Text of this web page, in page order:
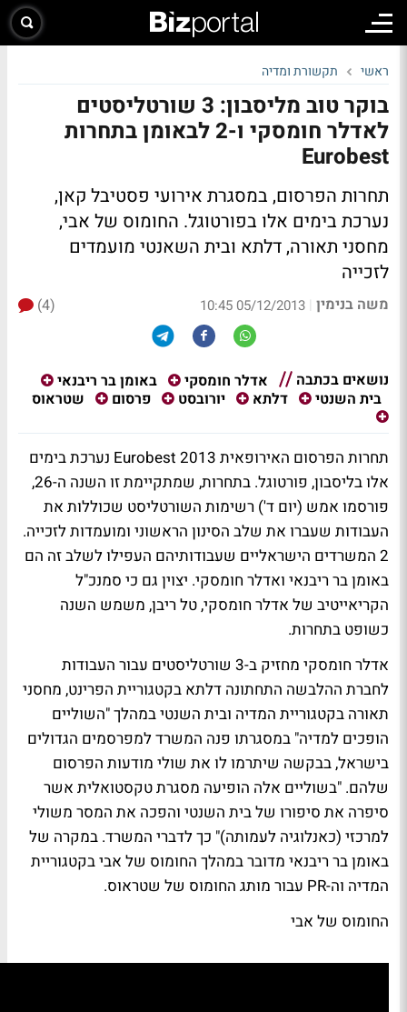
ראשי תקשורת ומדיה
בוקר טוב מליסבון: 3 שורטליסטים
לאדלר חומסקי ו-2 לבאומן בתחרות
Eurobest
תחרות הפרסום, במסגרת אירועי פסטיבל קאן,
נערכת בימים אלו בפורטוגל. החומוס של אבי,
מחסני תאורה, דלתא ובית השאנטי מועמדים
לזכייה
משה בנימין |
05/12/2013 10:45
(4)
נושאים בכתבה אדלר חומסקי
באומן בר ריבנאי
בית השנטי
דלתא יורובסט פרסום שטראוס
תחרות הפרסום האירופאית Eurobest 2013 נערכת בימים
אלו בליסבון, פורטוגל. בתחרות, שמתקיימת זו השנה ה-26,
פורסמו אמש (יום ד') רשימות השורטליסט שכוללות את
העבודות שעברו את שלב הסינון הראשוני ומועמדות לזכייה.
2 המשרדים הישראליים שעבודותיהם העפילו לשלב זה הם
באומן בר ריבנאי ואדלר חומסקי. יצוין גם כי סמנכ"ל
הקריאייטיב של אדלר חומסקי,טל ריבן, משמש השנה
כשופט בתחרות.
אדלר חומסקי מחזיק ב-3 שורטליסטים עבור העבודות
לחברת ההלבשה התחתונה דלתא בקטגוריית הפרינט, מחסני
תאורה בקטגוריית המדיה ובית השנטיבמהלך "השוליים
הופכים למדיה" במסגרתו פנה המשרד למפרסמים הגדולים
בישראל, בבקשה שיתרמו לו את שולי מודעות הפרסום
שלהם. "בשוליים אלה הופיעה מסגרת טקסטואלית אשר
סיפרה את סיפורו של בית השנטי והפכה את המסר משולי
למרכזי (כאנלוגיה לעמותה)" כך לדברי המשרד. במקרה של
באומן בר ריבנאי מדובר במהלך החומוס של אביבקטגוריית
המדיה וה-PR עבור מותג החומוס של
שטראוס.
החומוס של אבי